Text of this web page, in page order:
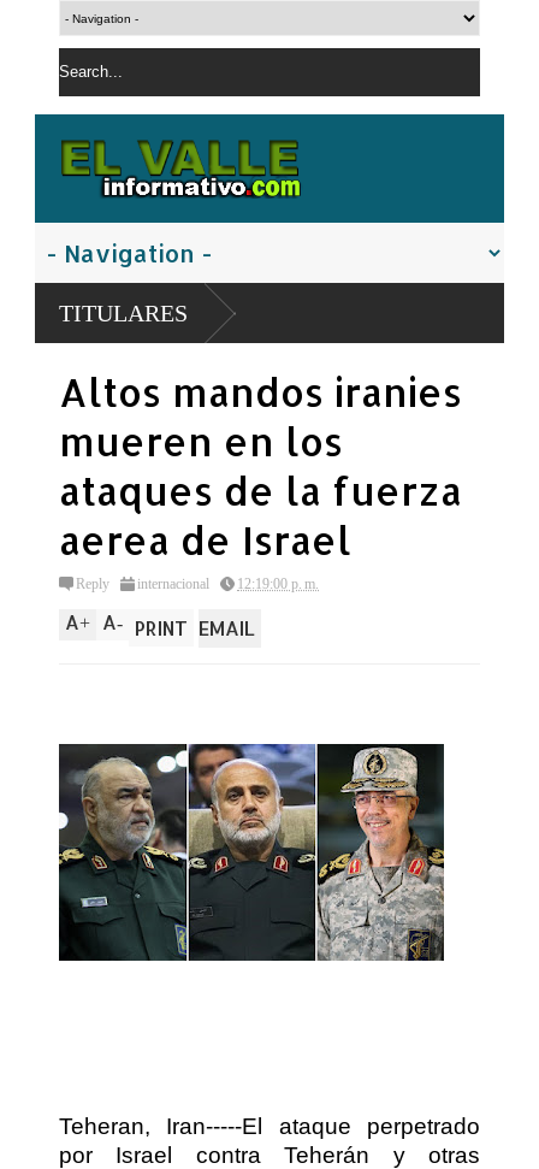
TITULARES
Altos mandos iranies
mueren en los
ataques de la fuerza
aerea de Israel
Reply internacional 12:19:00 p. m.
A+ A- PRINT EMAIL
Teheran, Iran-----El ataque perpetrado
por Israel contra Teherán y otras